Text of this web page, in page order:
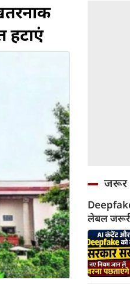
हटाएं
जरूर
लेबल
होगी, नए